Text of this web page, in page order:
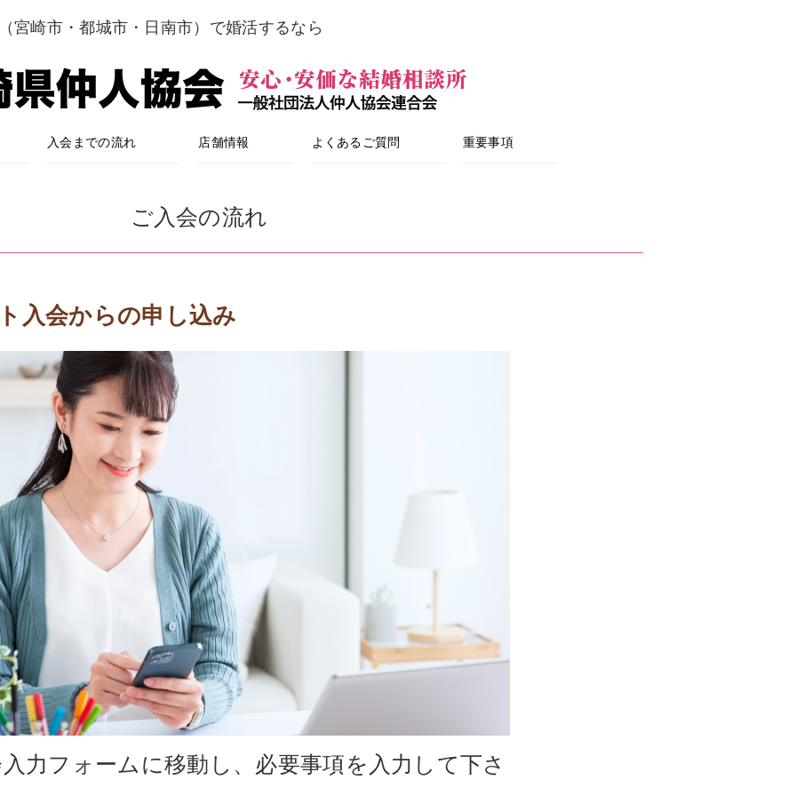
宮崎市・都城市・日南市）で婚活するなら
入会までの流れ 店舗情報 よくあるご質問 重要事項
ご入会の流れ
入会からの申し込み
力フォームに移動し、必要事項を入力して下さ